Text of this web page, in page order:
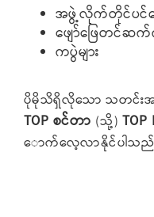
အဖွဲ့လိုက်တိုင်ပင်ဆွေ
ဖျော်ဖြေတင်ဆက်
ကပွဲများ
ပိုမိုသိရှိလိုသော သတင်း
TOP စင်တာ (သို့)
ောက်လေ့လာနိုင်ပါသည်